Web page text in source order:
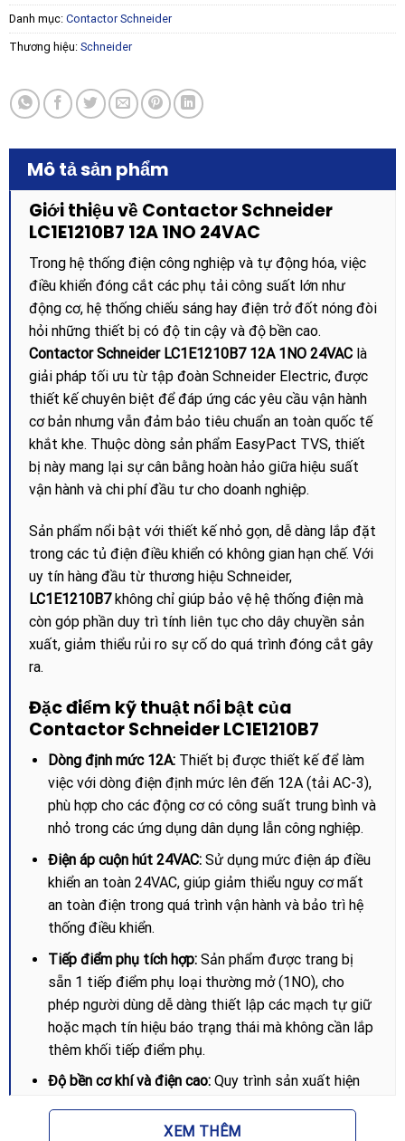
Danh mục: Contactor Schneider
Thương hiệu: Schneider
Mô tả sản phẩm
Giới thiệu về Contactor Schneider
LC1E1210B7 12A 1NO 24VAC
Trong hệ thống điện công nghiệp và tự động hóa, việc
điều khiển đóng cắt các phụ tải công suất lớn như
động cơ, hệ thống chiếu sáng hay điện trở đốt nóng đòi
hỏi những thiết bị có độ tin cậy và độ bền cao.
Contactor Schneider LC1E1210B7 12A 1NO 24VAClà
giải pháp tối ưu từ tập đoàn Schneider Electric, được
thiết kế chuyên biệt để đáp ứng các yêu cầu vận hành
cơ bản nhưng vẫn đảm bảo tiêu chuẩn an toàn quốc tế
khắt khe. Thuộc dòng sản phẩm EasyPact TVS, thiết
bị này mang lại sự cân bằng hoàn hảo giữa hiệu suất
vận hành và chi phí đầu tư cho doanh nghiệp.
Sản phẩm nổi bật với thiết kế nhỏ gọn, dễ dàng lắp đặt
trong các tủ điện điều khiển có không gian hạn chế. Với
uy tín hàng đầu từ thương hiệu Schneider,
LC1E1210B7không chỉ giúp bảo vệ hệ thống điện mà
còn góp phần duy trì tính liên tục cho dây chuyền sản
xuất, giảm thiểu rủi ro sự cố do quá trình đóng cắt gây
ra.
Đặc điểm kỹ thuật nổi bật của
Contactor Schneider LC1E1210B7
Dòng định mức 12A:Thiết bị được thiết kế để làm
việc với dòng điện định mức lên đến 12A (tải AC-3),
phù hợp cho các động cơ có công suất trung bình và
nhỏ trong các ứng dụng dân dụng lẫn công nghiệp.
Điện áp cuộn hút 24VAC:Sử dụng mức điện áp điều
khiển an toàn 24VAC, giúp giảm thiểu nguy cơ mất
an toàn điện trong quá trình vận hành và bảo trì hệ
thống điều khiển.
Tiếp điểm phụ tích hợp:Sản phẩm được trang bị
sẵn 1 tiếp điểm phụ loại thường mở (1NO), cho
phép người dùng dễ dàng thiết lập các mạch tự giữ
hoặc mạch tín hiệu báo trạng thái mà không cần lắp
thêm khối tiếp điểm phụ.
Độ bền cơ khí và điện cao:Quy trình sản xuất hiện
hồ quang tốt, kéo dài tuổi thọ thiết bị ngay cả khi
XEM THÊM